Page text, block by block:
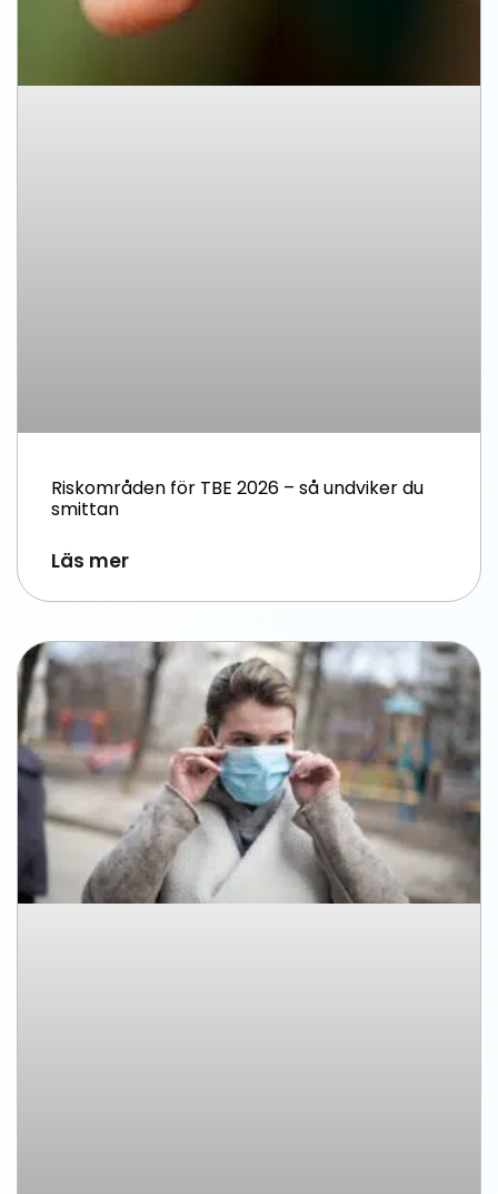
Riskområden för TBE 2026 – så undviker du
smittan
Läs mer